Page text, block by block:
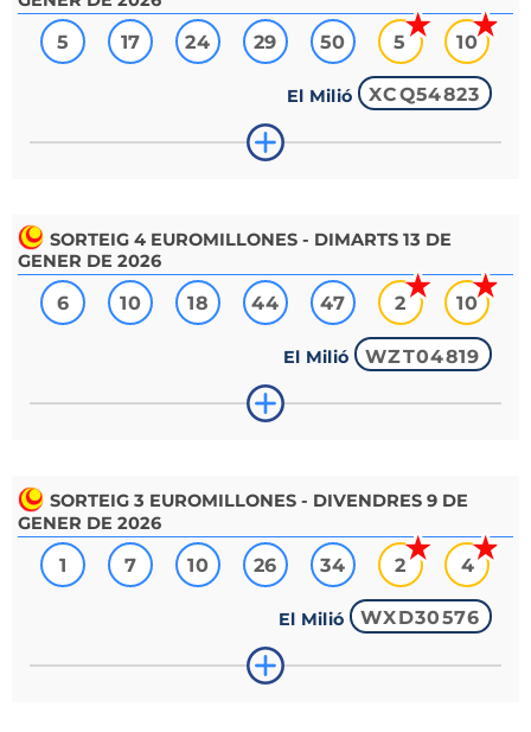
5 17 24 29 50 5 10
El Milió XCQ54823
SORTEIG 4 EUROMILLONES - DIMARTS 13 DE
GENER DE 2026
6 10 18 44 47 2 10
El Milió WZT04819
SORTEIG 3 EUROMILLONES - DIVENDRES 9 DE
GENER DE 2026
1 7 10 26 34 2 4
El Milió WXD30576